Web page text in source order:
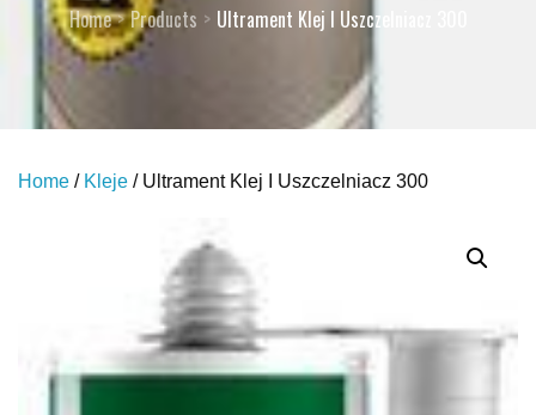
Home Products Ultrament Klej I Uszczelniacz 300
Home / Kleje / Ultrament Klej I Uszczelniacz 300